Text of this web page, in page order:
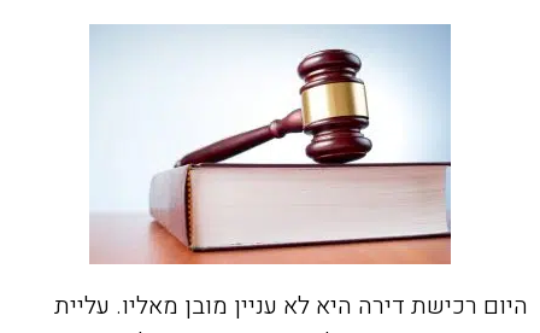
היום רכישת דירה היא לא עניין מובן מאליו. עליית